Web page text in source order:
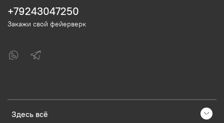
Здесь всё
+79243047250
Закажи свой фейерверк